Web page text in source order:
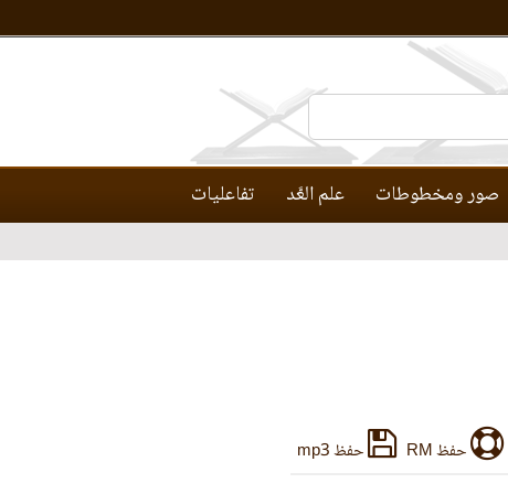
صور ومخطوطات علم العَّد تفاعليات
حفظ RM حفظ mp3